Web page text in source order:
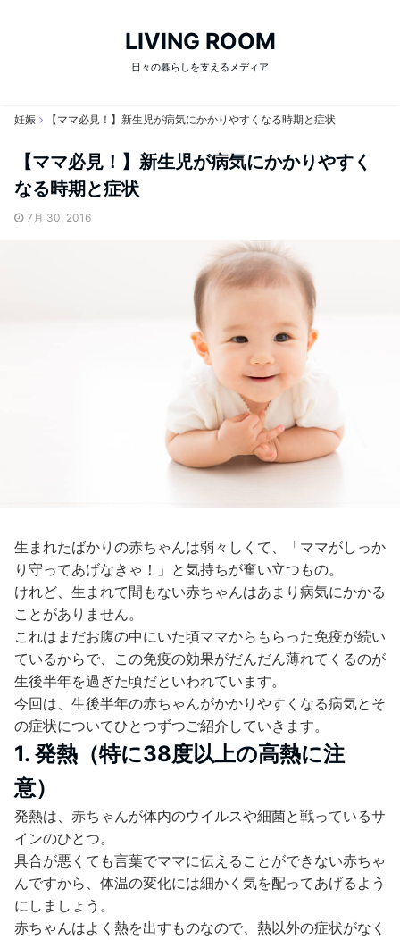
LIVING ROOM
日々の暮らしを支えるメディア
妊娠 【ママ必見！】新生児が病気にかかりやすくなる時期と症状
【ママ必見！】新生児が病気にかかりやすく
なる時期と症状
7月 30, 2016
生まれたばかりの赤ちゃんは弱々しくて、「ママがしっか
り守ってあげなきゃ！」と気持ちが奮い立つもの。
けれど、生まれて間もない赤ちゃんはあまり病気にかかる
ことがありません。
これはまだお腹の中にいた頃ママからもらった免疫が続い
ているからで、この免疫の効果がだんだん薄れてくるのが
生後半年を過ぎた頃だといわれています。
今回は、生後半年の赤ちゃんがかかりやすくなる病気とそ
の症状についてひとつずつご紹介していきます。
1. 発熱（特に38度以上の高熱に注
意）
発熱は、赤ちゃんが体内のウイルスや細菌と戦っているサ
インのひとつ。
具合が悪くても言葉でママに伝えることができない赤ちゃ
んですから、体温の変化には細かく気を配ってあげるよう
にしましょう。
赤ちゃんはよく熱を出すものなので、熱以外の症状がなく